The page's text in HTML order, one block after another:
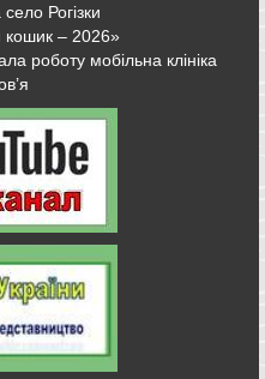
Рогізки
кошик – 2026»
роботу мобільна клініка